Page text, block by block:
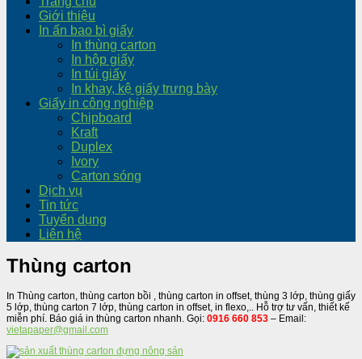
Giới thiệu
In ấn bao bì giấy
In thùng carton
In hộp giấy
In túi giấy
In khay, kệ giấy trưng bày
Giấy in công nghiệp
Chipboard
Kraft
Duplex
Ivory
Carton sóng
Dịch vụ
Tin tức
Tuyển dụng
Liên hệ
Thùng carton
In Thùng carton, thùng carton bồi , thùng carton in offset, thùng 3 lớp, thùng giấy
5 lớp, thùng carton 7 lớp, thùng carton in offset, in flexo,.. Hỗ trợ tư vấn, thiết kế
miễn phí. Báo giá in thùng carton nhanh. Gọi: 0916 660 853 – Email:
vietapaper@gmail.com